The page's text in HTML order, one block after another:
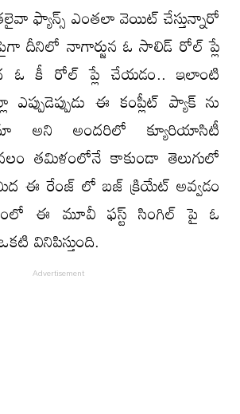
ఫ్యాన్స్ ఎంతలా వెయిట్ చేస్తున్నారో
దీనిలో నాగార్జున ఓ సాలిడ్ రోల్ ప్లే
ఓ కీ రోల్ ప్లే చేయడం.. ఇలాంటి
ఎప్పుడెప్పుడు ఈ కంప్లీట్ ప్యాక్ ను
అని అందరిలో క్యూరియాసిటీ
తమిళంలోనే కాకుండా తెలుగులో
ఈ రేంజ్ లో బజ్ క్రియేట్ అవ్వడం
ఈ మూవీ ఫస్ట్ సింగిల్ పై ఓ
వినిపిస్తుంది.